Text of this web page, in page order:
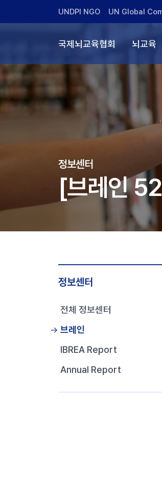
UNDPI NGO UN Global
국제뇌교육협회 뇌교육
정보센터
[브레인
정보센터
전체 정보센터
브레인
IBREA Report
Annual Report